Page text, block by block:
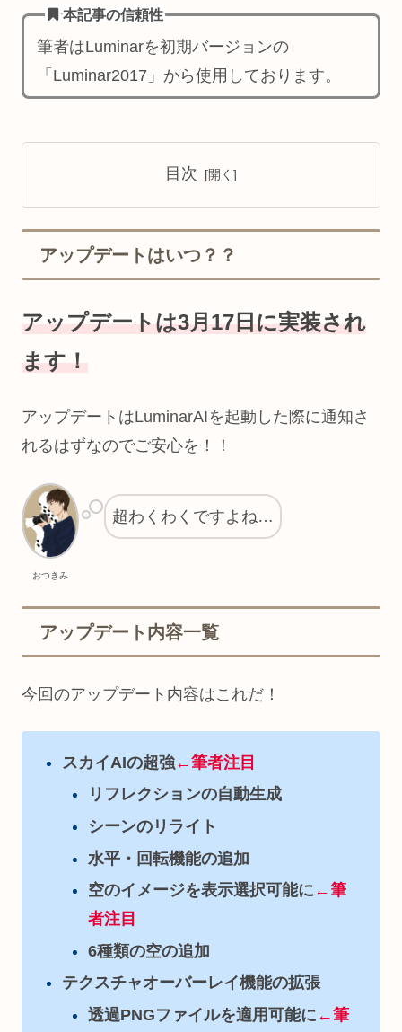
本記事の信頼性
筆者はLuminarを初期バージョンの
「Luminar2017」から使用しております。
目次
アップデートはいつ？？
アップデートは3月17日に実装され
ます！
アップデートはLuminarAIを起動した際に通知さ
れるはずなのでご安心を！！
おつきみ
超わくわくですよね…
アップデート内容一覧
今回のアップデート内容はこれだ！
スカイAIの超強←筆者注目
リフレクションの自動生成
シーンのリライト
水平・回転機能の追加
空のイメージを表示選択可能に ←筆
者注目
6種類の空の追加
テクスチャオーバーレイ機能の拡張
透過PNGファイルを適用可能に ←筆